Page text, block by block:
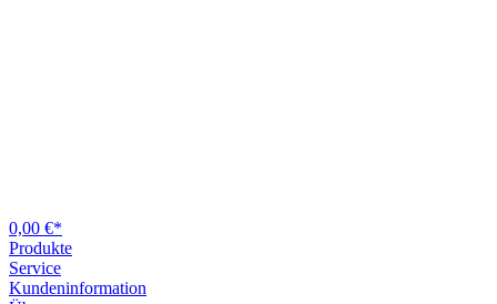
0,00 €*
Produkte
Service
Kundeninformation